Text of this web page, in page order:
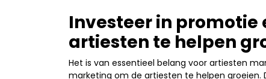
Investeer in
artiesten te helpen
Het is van essentieel belang voor artiesten
marketing om de artiesten te helpen